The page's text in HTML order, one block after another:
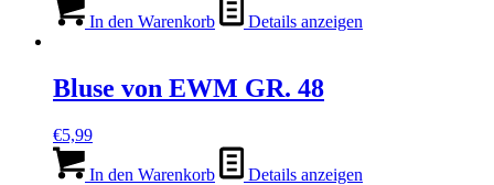
In den Warenkorb Details anzeigen
Bluse von EWM GR. 48
€5,99
In den Warenkorb Details anzeigen